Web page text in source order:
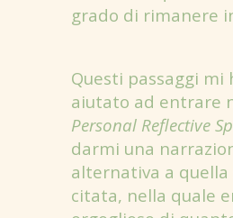
grado di rimanere
Questi passaggi mi
aiutato ad entrare
Personal Reflective
darmi una
alternativa a quella
citata, nella quale